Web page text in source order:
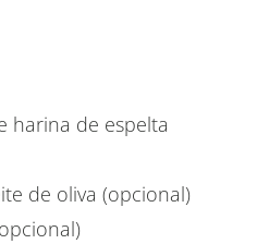
harina de espelta
de oliva (opcional)